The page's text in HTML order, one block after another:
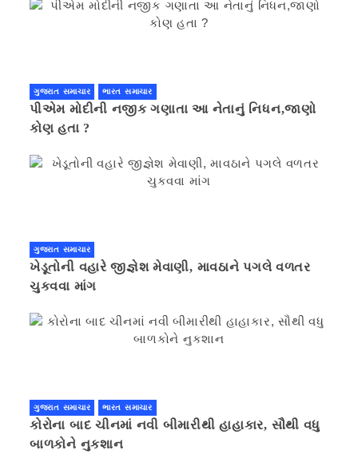
ગુજરાત સમાચાર ભારત સમાચાર
પીએમ મોદીની નજીક ગણાતા આ નેતાનું નિધન,જાણો
કોણ હતા ?
ગુજરાત સમાચાર
ખેડૂતોની વહારે જીજ્ઞેશ મેવાણી, માવઠાને પગલે વળતર
ચુકવવા માંગ
ગુજરાત સમાચાર ભારત સમાચાર
કોરોના બાદ ચીનમાં નવી બીમારીથી હાહાકાર, સૌથી વધુ
બાળકોને નુકશાન